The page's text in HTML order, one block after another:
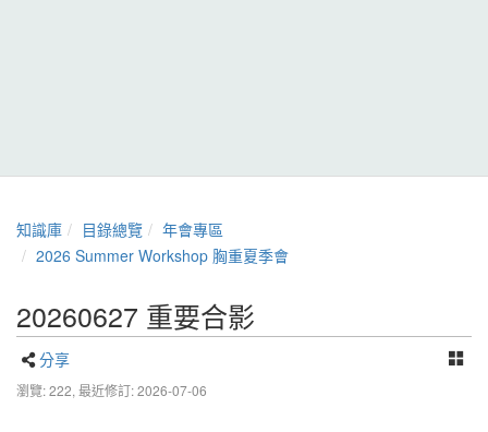
知識庫 目錄總覽
年會專區
2026 Summer Workshop 胸重夏季會
20260627 重要合影
分享
瀏覽: 222, 最近修訂: 2026-07-06